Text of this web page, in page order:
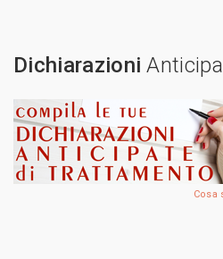
Dichiarazioni
Cosa